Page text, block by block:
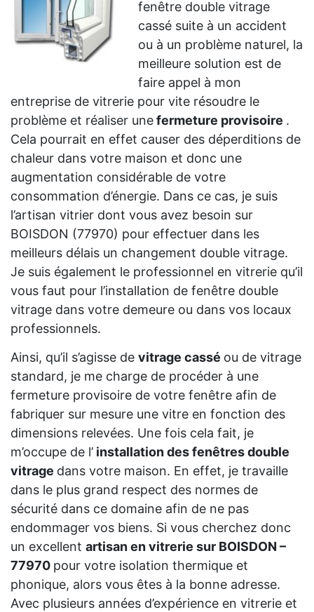
fenêtre double vitrage
cassé suite à un accident
ou à un problème naturel, la
meilleure solution est de
faire appel à mon
entreprise de vitrerie pour vite résoudre le
problème et réaliser unefermeture provisoire .
Cela pourrait en effet causer des déperditions de
chaleur dans votre maison et donc une
augmentation considérable de votre
consommation d’énergie. Dans ce cas, je suis
l’artisan vitrier dont vous avez besoin sur
BOISDON (77970) pour effectuer dans les
meilleurs délais un changement double vitrage.
Je suis également le professionnel en vitrerie qu’il
vous faut pour l’installation de fenêtre double
vitrage dans votre demeure ou dans vos locaux
professionnels.
Ainsi, qu’il s’agisse de vitrage cassé ou de vitrage
standard, je me charge de procéder à une
fermeture provisoire de votre fenêtre afin de
fabriquer sur mesure une vitre en fonction des
dimensions relevées. Une fois cela fait, je
m’occupe de l’ installation des fenêtres double
vitrage dans votre maison. En effet, je travaille
dans le plus grand respect des normes de
sécurité dans ce domaine afin de ne pas
endommager vos biens. Si vous cherchez donc
un excellent artisan en vitrerie sur BOISDON –
77970 pour votre isolation thermique et
phonique, alors vous êtes à la bonne adresse.
Avec plusieurs années d’expérience en vitrerie et